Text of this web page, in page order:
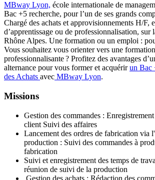
MBway Lyon, école internationale de
Bac +5 recherche, pour l’un de ses grands
Chargé des achats et approvisionnements H/F,
d’apprentissage ou de professionnalisation,
Rhône Alpes. Une formation ou un emploi :
Vous souhaitez vous orienter vers une formation
professionnalisante ? Profitez des avantages
alternance pour vous former et acquérirun Bac
des Achats avec MBway Lyon.
Missions
Gestion des commandes :
client Suivi des affaires
Lancement des ordres de fabrication via
production : Suivi des commandes à
fabrication
Suivi et enregistrement des temps de
réunion de suivi de la production
Gestion des achats : Rédaction des